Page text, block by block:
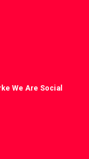
We Are Social